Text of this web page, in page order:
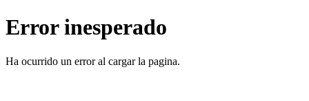
Error inesperado
Ha ocurrido un error al cargar la pagina.